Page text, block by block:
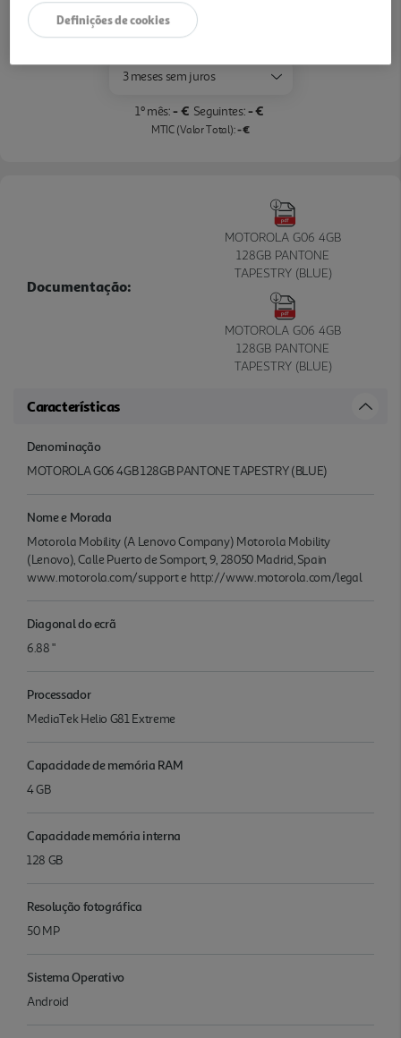
TAEG: 18,4%
saiba mais >
3 meses sem juros
1º mês:- € Seguintes:- €
MTIC (Valor Total):- €
Documentação:
MOTOROLA G06 4GB
128GB PANTONE
TAPESTRY (BLUE)
MOTOROLA G06 4GB
128GB PANTONE
TAPESTRY (BLUE)
Características
Denominação
MOTOROLA G06 4GB 128GB PANTONE TAPESTRY (BLUE)
Nome e Morada
Motorola Mobility (A Lenovo Company) Motorola Mobility
(Lenovo), Calle Puerto de Somport, 9, 28050 Madrid, Spain
www.motorola.com/support e http://www.motorola.com/legal
Diagonal do ecrã
6.88 "
Processador
MediaTek Helio G81 Extreme
Capacidade de memória RAM
4 GB
Capacidade memória interna
128 GB
Resolução fotográfica
50 MP
Sistema Operativo
Android
Definições de cookies